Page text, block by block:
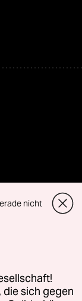
Genehmigungen
nicht
die sich gegen